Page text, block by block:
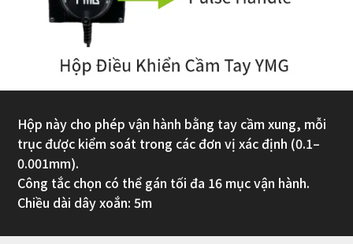
Hộp này cho phép vận hành bằng tay cầm xung, mỗi
trục được kiểm soát trong các đơn vị xác định (0.1–
0.001mm).
Công tắc chọn có thể gán tối đa 16 mục vận hành.
Chiều dài dây xoắn: 5m